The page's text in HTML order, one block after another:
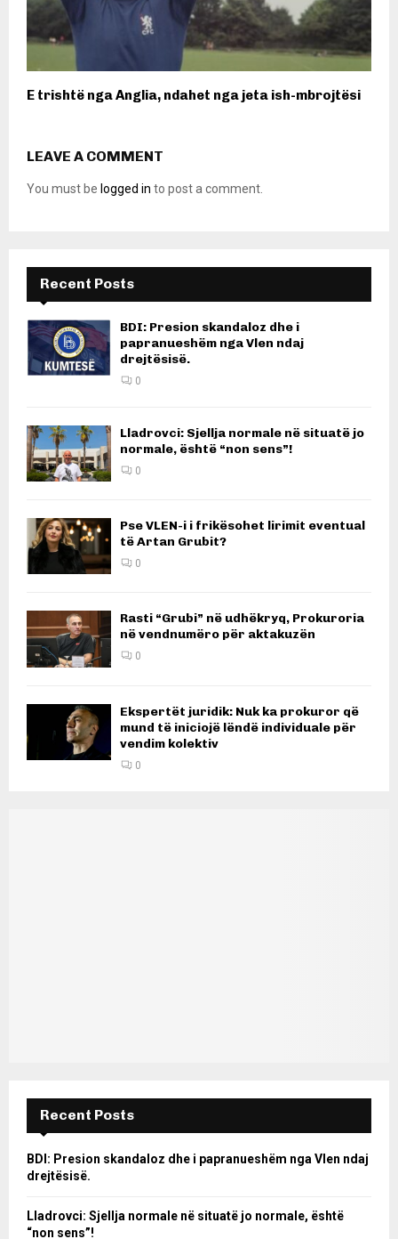
E trishtë nga Anglia, ndahet nga jeta ish-mbrojtësi
LEAVE A COMMENT
You must be logged in to post a comment.
Recent Posts
BDI: Presion skandaloz dhe i
papranueshëm nga Vlen ndaj
drejtësisë.
0
Lladrovci: Sjellja normale në situatë jo
normale, është “non sens”!
0
Pse VLEN-i i frikësohet lirimit eventual
të Artan Grubit?
0
Rasti “Grubi” në udhëkryq, Prokuroria
në vendnumëro për aktakuzën
0
Ekspertët juridik: Nuk ka prokuror që
mund të iniciojë lëndë individuale për
vendim kolektiv
0
Recent Posts
BDI: Presion skandaloz dhe i papranueshëm nga Vlen ndaj
drejtësisë.
Lladrovci: Sjellja normale në situatë jo normale, është
“non sens”!